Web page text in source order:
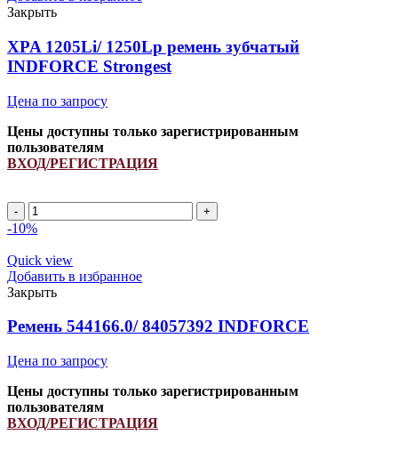
ремень
зубчатый
INDFORCE
Strongest
quantity
Закрыть
XPA 1205Li/ 1250Lp ремень зубчатый
INDFORCE Strongest
Цена по запросу
Цены доступны только зарегистрированным
пользователям
ВХОД/РЕГИСТРАЦИЯ
XPA
1205Li/
ремень
зубчатый
INDFORCE
Strongest
quantity
-10%
Quick view
Добавить в избранное
Закрыть
Ремень 544166.0/ 84057392 INDFORCE
Цена по запросу
Цены доступны только зарегистрированным
пользователям
ВХОД/РЕГИСТРАЦИЯ